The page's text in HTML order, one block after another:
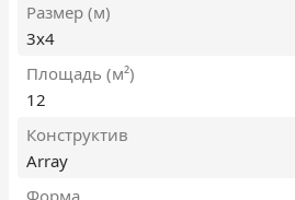
Размер (м)
3х4
Площадь (м²)
12
Конструктив
Array
Форма